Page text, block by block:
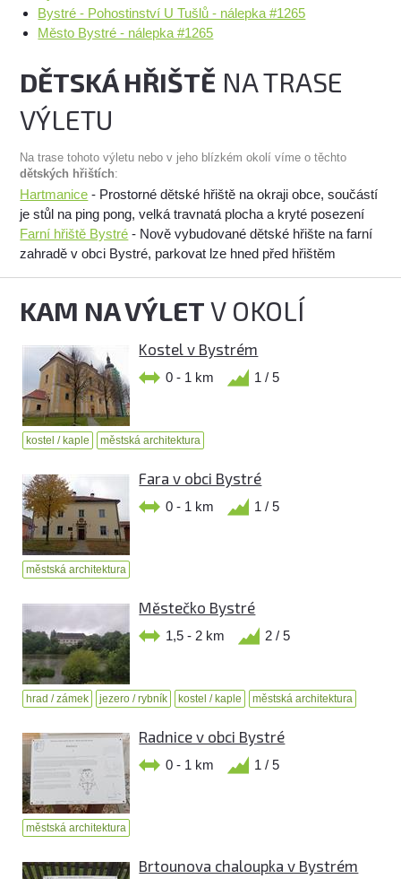
Bystré - Pohostinství U Tušlů - nálepka #1265
Město Bystré - nálepka #1265
DĚTSKÁ HŘIŠTĚ NA TRASE
VÝLETU
Na trase tohoto výletu nebo v jeho blízkém okolí víme o těchto
dětských hřištích:
Hartmanice - Prostorné dětské hřiště na okraji obce, součástí
je stůl na ping pong, velká travnatá plocha a kryté posezení
Farní hřiště Bystré - Nově vybudované dětské hřište na farní
zahradě v obci Bystré, parkovat lze hned před hřištěm
KAM NA VÝLETV OKOLÍ
Kostel v Bystrém
0 - 1 km 1 / 5
kostel / kaple městská architektura
Fara v obci Bystré
0 - 1 km 1 / 5
městská architektura
Městečko Bystré
1,5 - 2 km 2 / 5
hrad / zámek jezero / rybník kostel / kaple městská architektura
Radnice v obci Bystré
0 - 1 km 1 / 5
městská architektura
Brtounova chaloupka v Bystrém